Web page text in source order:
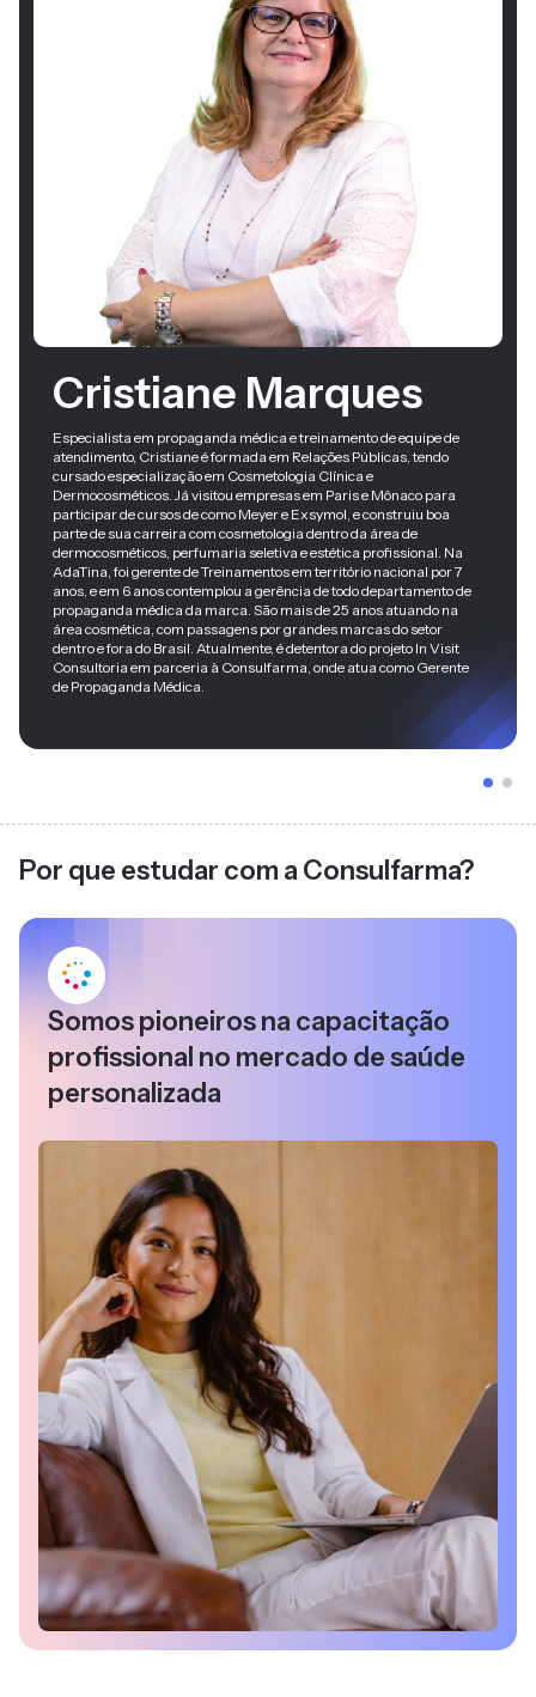
Cristiane Marques
Especialista em propaganda médica e treinamento de equipe de
atendimento, Cristiane é formada em Relações Públicas, tendo
cursado especialização em Cosmetologia Clínica e
Dermocosméticos. Já visitou empresas em Paris e Mônaco para
participar de cursos de como Meyer e Exsymol, e construiu boa
parte de sua carreira com cosmetologia dentro da área de
dermocosméticos, perfumaria seletiva e estética profissional. Na
AdaTina, foi gerente de Treinamentos em território nacional por 7
anos, e em 6 anos contemplou a gerência de todo departamento de
propaganda médica da marca. São mais de 25 anos atuando na
área cosmética, com passagens por grandes marcas do setor
dentro e fora do Brasil. Atualmente, é detentora do projeto In Visit
Consultoria em parceria à Consulfarma, onde atua como Gerente
de Propaganda Médica.
Por que estudar com a Consulfarma?
Somos pioneiros na capacitação
profissional no mercado de saúde
personalizada